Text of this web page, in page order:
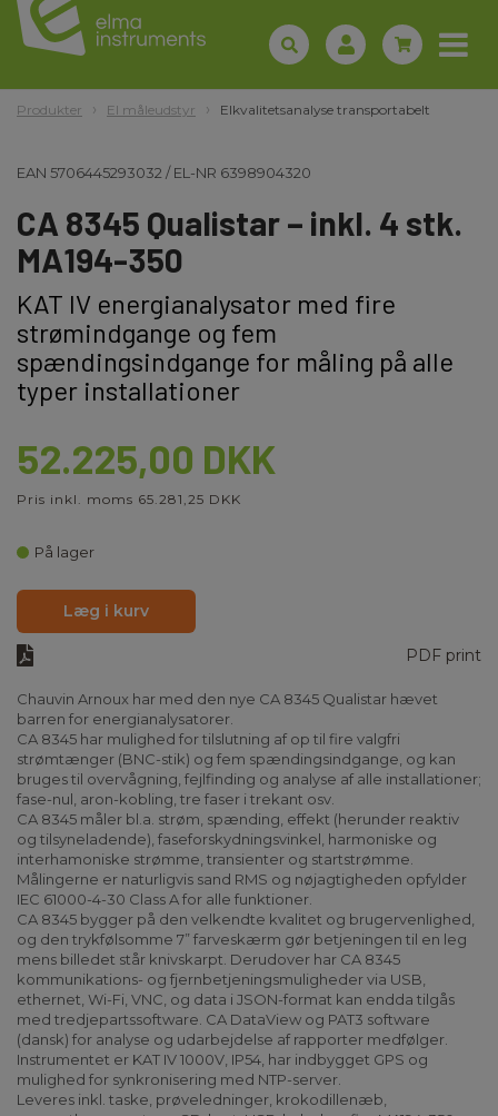
Produkter El måleudstyr Elkvalitetsanalyse transportabelt
EAN 5706445293032 /EL-NR 6398904320
CA 8345 Qualistar – inkl. 4 stk.
MA194-350
KAT IV energianalysator med fire
strømindgange og fem
spændingsindgange for måling på alle
typer installationer
52.225,00 DKK
Pris inkl. moms 65.281,25 DKK
På lager
Læg i kurv
PDF print
Chauvin Arnoux har med den nye CA 8345 Qualistar hævet
barren for energianalysatorer.
CA 8345 har mulighed for tilslutning af op til fire valgfri
strømtænger (BNC-stik) og fem spændingsindgange, og kan
bruges til overvågning, fejlfinding og analyse af alle installationer;
fase-nul, aron-kobling, tre faser i trekant osv.
CA 8345 måler bl.a. strøm, spænding, effekt (herunder reaktiv
og tilsyneladende), faseforskydningsvinkel, harmoniske og
interhamoniske strømme, transienter og startstrømme.
Målingerne er naturligvis sand RMS og nøjagtigheden opfylder
IEC 61000-4-30 Class A for alle funktioner.
CA 8345 bygger på den velkendte kvalitet og brugervenlighed,
og den trykfølsomme 7” farveskærm gør betjeningen til en leg
mens billedet står knivskarpt. Derudover har CA 8345
kommunikations- og fjernbetjeningsmuligheder via USB,
ethernet, Wi-Fi, VNC, og data i JSON-format kan endda tilgås
med tredjepartssoftware. CA DataView og PAT3 software
(dansk) for analyse og udarbejdelse af rapporter medfølger.
Instrumentet er KAT IV 1000V, IP54, har indbygget GPS og
mulighed for synkronisering med NTP-server.
Leveres inkl. taske, prøveledninger, krokodillenæb,